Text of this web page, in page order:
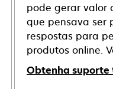
pode gerar valor
que pensava ser
respostas para
produtos online.
Obtenha suporte